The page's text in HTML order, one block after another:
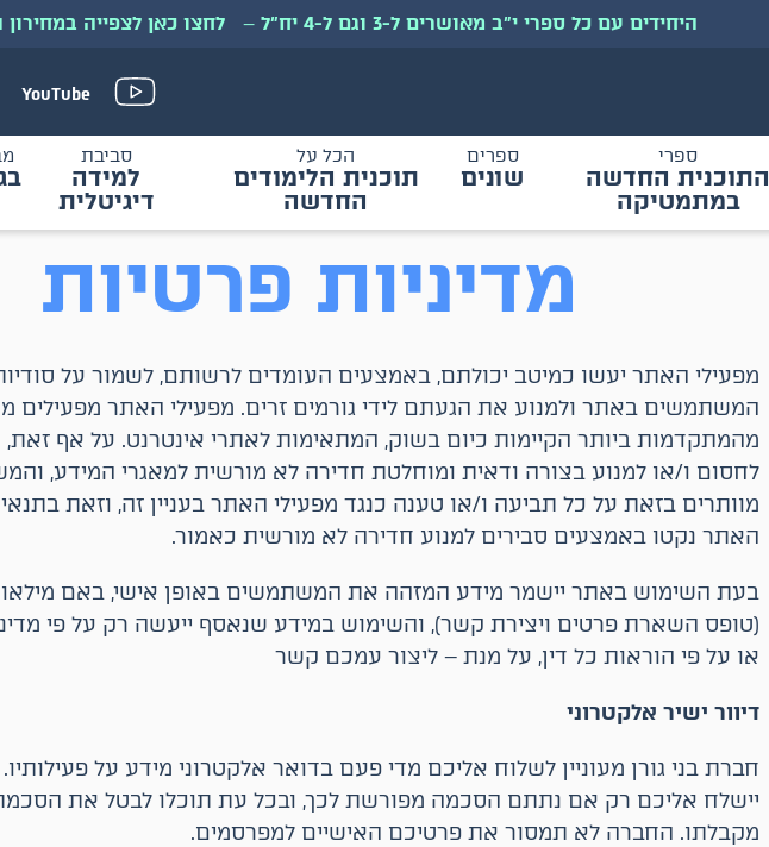
היחידים עם כל ספרי י״ב מאושרים ל-3 וגם ל-4 יח״ל – לחצו כאן לצפייה
YouTube
ספרי
התוכנית החדשה
במתמטיקה
ספרים
שונים
הכל על
תוכנית הלימודים
החדשה
סביבת
למידה
דיגיטלית
מדיניות פרטיות
מפעילי האתר יעשו כמיטב יכולתם, באמצעים העומדים לרשותם, לשמור על
המשתמשים באתר ולמנוע את הגעתם לידי גורמים זרים. מפעילי האתר
מהמתקדמות ביותר הקיימות כיום בשוק, המתאימות לאתרי אינטרנט. על אף זאת,
לחסום ו/או למנוע בצורה ודאית ומוחלטת חדירה לא מורשית למאגרי המידע,
מוותרים בזאת על כל תביעה ו/או טענה כנגד מפעילי האתר בעניין זה, וזאת
האתר נקטו באמצעים סבירים למנוע חדירה לא מורשית כאמור.
בעת השימוש באתר יישמר מידע המזהה את המשתמשים באופן אישי, באם מילאו
(טופס השארת פרטים ויצירת קשר), והשימוש במידע שנאסף ייעשה רק על פי
או על פי הוראות כל דין, על מנת – ליצור עמכם קשר
דיוור ישיר אלקטרוני
חברת בני גורן מעוניין לשלוח אליכם מדי פעם בדואר אלקטרוני מידע על
יישלח אליכם רק אם נתתם הסכמה מפורשת לכך, ובכל עת תוכלו לבטל את
מקבלתו. החברה לא תמסור את פרטיכם האישיים למפרסמים.